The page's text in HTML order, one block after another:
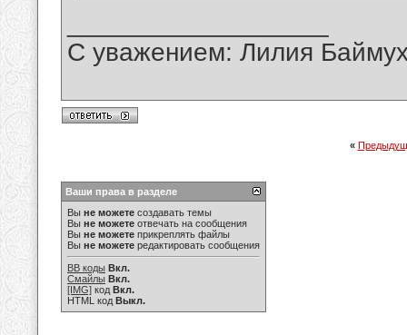
С уважением: Лилия
«
Ваши права в разделе
Вы не можете создавать темы
Вы не можете отвечать на сообщения
Вы не можете прикреплять файлы
Вы не можете редактировать сообщения
BB коды Вкл.
Смайлы Вкл.
[IMG] код Вкл.
HTML код Выкл.